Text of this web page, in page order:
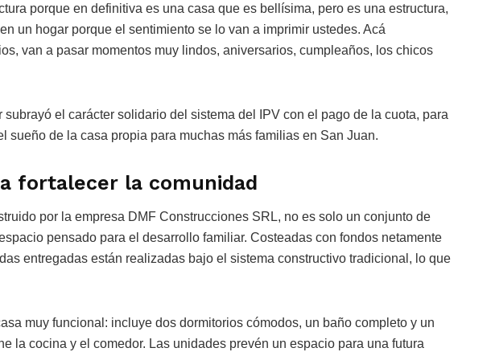
porque en definitiva es una casa que es bellísima, pero es una estructura,
un hogar porque el sentimiento se lo van a imprimir ustedes. Acá
van a pasar momentos muy lindos, aniversarios, cumpleaños, los chicos
subrayó el carácter solidario del sistema del IPV con el pago de la cuota, para
sueño de la casa propia para muchas más familias en San Juan.
fortalecer la comunidad
por la empresa DMF Construcciones SRL, no es solo un conjunto de
pensado para el desarrollo familiar. Costeadas con fondos netamente
entregadas están realizadas bajo el sistema constructivo tradicional, lo que
muy funcional: incluye dos dormitorios cómodos, un baño completo y un
la cocina y el comedor. Las unidades prevén un espacio para una futura